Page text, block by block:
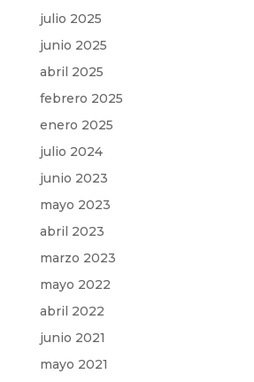
julio 2025
junio 2025
abril 2025
febrero 2025
enero 2025
julio 2024
junio 2023
mayo 2023
abril 2023
marzo 2023
mayo 2022
abril 2022
junio 2021
mayo 2021